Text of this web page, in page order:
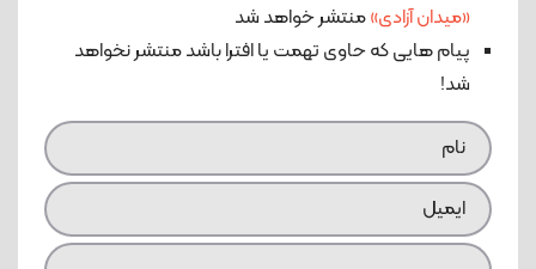
«میدان آزادی»منتشر خواهد شد
پیام هایی که حاوی تهمت یا افترا باشد منتشر نخواهد
شد!